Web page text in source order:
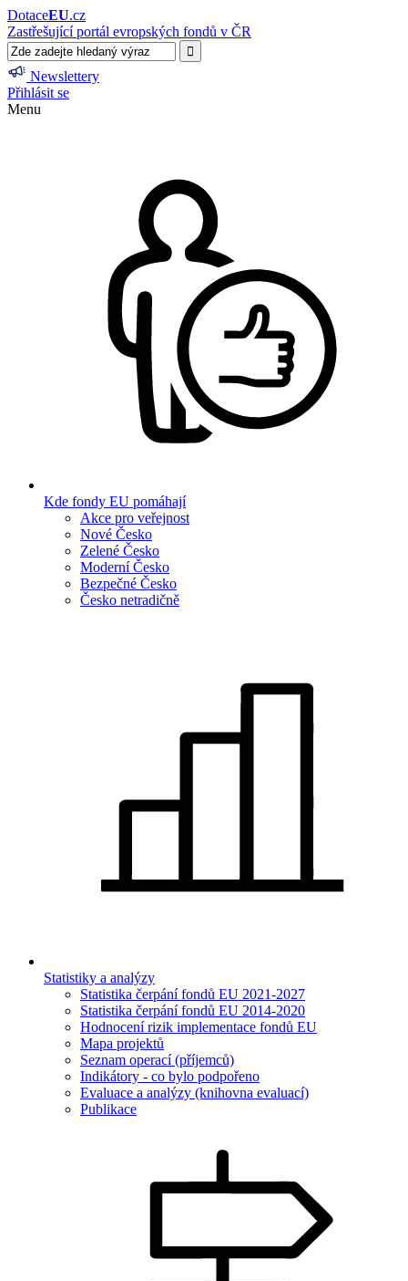
DotaceEU.cz
Zastřešující portál evropských fondů v ČR
Newslettery
Přihlásit se
Menu
Kde fondy EU pomáhají
Akce pro veřejnost
Nové Česko
Zelené Česko
Moderní Česko
Bezpečné Česko
Česko netradičně
Statistiky a analýzy
Statistika čerpání fondů EU 2021-2027
Statistika čerpání fondů EU 2014-2020
Hodnocení rizik implementace fondů EU
Mapa projektů
Seznam operací (příjemců)
Indikátory - co bylo podpořeno
Evaluace a analýzy (knihovna evaluací)
Publikace